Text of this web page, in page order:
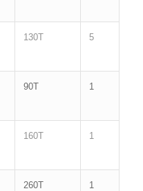
130T 5
90T 1
160T 1
260T 1